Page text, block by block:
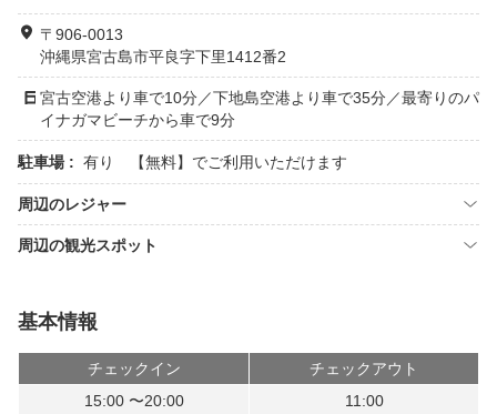
〒906-0013
沖縄県宮古島市平良字下里1412番2
宮古空港より車で10分／下地島空港より車で35分／最寄りのパ
イナガマビーチから車で9分
駐車場 : 有り 【無料】でご利用いただけます
周辺のレジャー
周辺の観光スポット
基本情報
チェックイン
チェックアウト
15:00 〜20:00
11:00